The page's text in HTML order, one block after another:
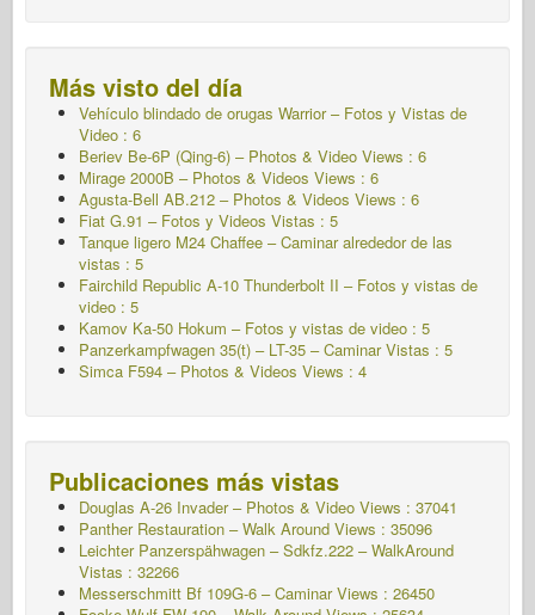
Más visto del día
Vehículo blindado de orugas Warrior – Fotos y Vistas de
Video : 6
Beriev Be-6P (Qing-6) – Photos & Video Views : 6
Mirage 2000B – Photos & Videos Views : 6
Agusta-Bell AB.212 – Photos & Videos Views : 6
Fiat G.91 – Fotos y Videos Vistas : 5
Tanque ligero M24 Chaffee – Caminar alrededor de las
vistas : 5
Fairchild Republic A-10 Thunderbolt II – Fotos y vistas de
video : 5
Kamov Ka-50 Hokum – Fotos y vistas de video : 5
Panzerkampfwagen 35(t) – LT-35 – CaminarVistas : 5
Simca F594 – Photos & Videos Views : 4
Publicaciones más vistas
Douglas A-26 Invader – Photos & Video Views : 37041
Panther Restauration – Walk Around Views : 35096
Leichter Panzerspähwagen – Sdkfz.222 – WalkAround
Vistas : 32266
Messerschmitt Bf 109G-6 – Caminar Views : 26450